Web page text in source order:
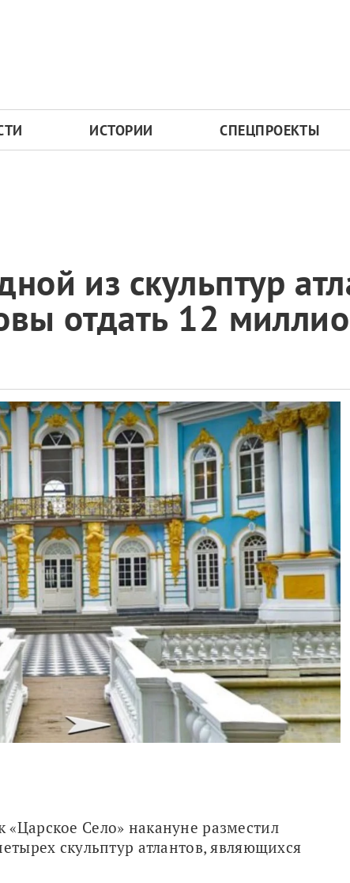
ИСТОРИИ СПЕЦПРОЕКТЫ
из скульптур
отдать 12
Село» накануне разместил
скульптур атлантов, являющихся